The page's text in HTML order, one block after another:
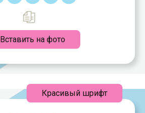
Вставить на фото
Красивый шрифт